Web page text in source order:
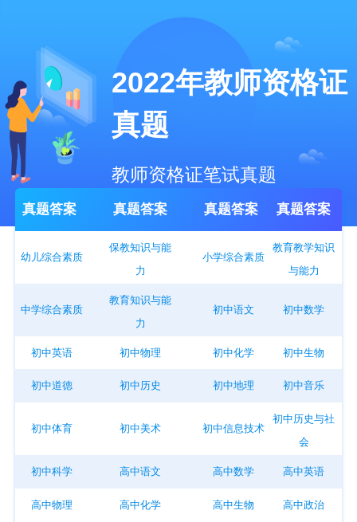
2022年教师资格证
真题
教师资格证笔试真题
真题答案 真题答案 真题答案 真题答案
幼儿综合素质
保教知识与能
力
小学综合素质
教育教学知识
与能力
中学综合素质
教育知识与能
力
初中语文 初中数学
初中英语 初中物理 初中化学 初中生物
初中道德 初中历史 初中地理 初中音乐
初中体育 初中美术 初中信息技术
初中历史与社
会
初中科学 高中语文 高中数学 高中英语
高中物理 高中化学 高中生物 高中政治